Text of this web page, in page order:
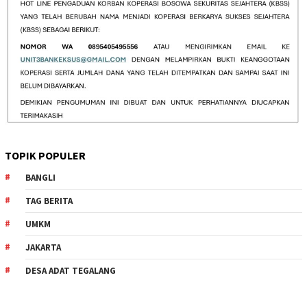
TOPIK POPULER
BANGLI
TAG BERITA
UMKM
JAKARTA
DESA ADAT TEGALANG